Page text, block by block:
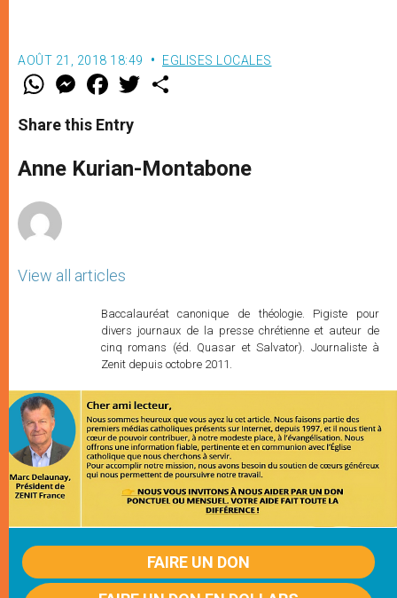
AOÛT 21, 2018 18:49 EGLISES LOCALES
W
t
s
p
p
M
e
s
e
g
e
F
a
e
b
o
k
w
r
Share this Entry
Anne Kurian-Montabone
View all articles
Baccalauréat canonique de théologie. Pigiste pour
divers journaux de la presse chrétienne et auteur de
cinq romans (éd. Quasar et Salvator). Journaliste à
Zenit depuis octobre 2011.
FAIRE UN DON